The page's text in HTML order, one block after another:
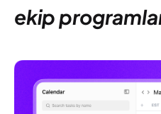
ekip